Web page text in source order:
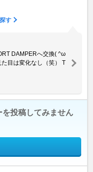
す
DAMPERへ交換( ^ω
目は変化なし（笑） T
投稿してみません